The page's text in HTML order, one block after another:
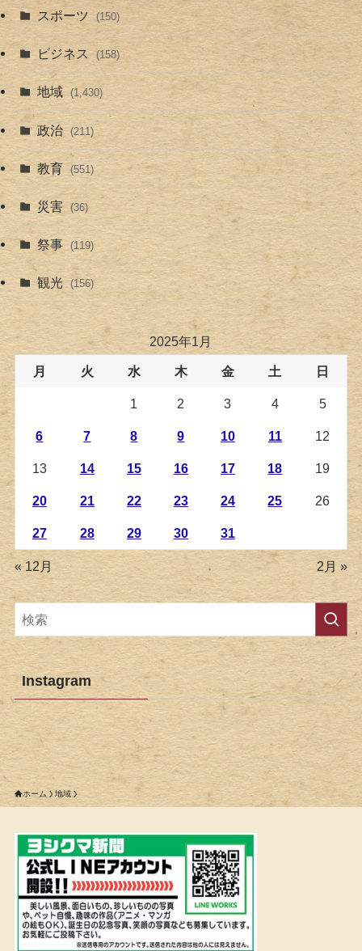
スポーツ (150)
ビジネス (158)
地域 (1,430)
政治 (211)
教育 (551)
災害 (36)
祭事 (119)
観光 (156)
2025年1月
月 火 水 木 金 土 日
1 2 3 4 5
6 7 8 9 10 11 12
13 14 15 16 17 18 19
20 21 22 23 24 25 26
27 28 29 30 31
« 12月 2月 »
Instagram
ホーム 地域